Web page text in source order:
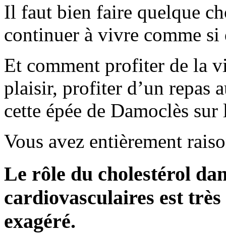
Il faut bien faire quelque
continuer à vivre comme si
Et comment profiter de la
plaisir, profiter d’un repas
cette épée de Damoclès sur
Vous avez entièrement
Le rôle du cholestérol
cardiovasculaires est
exagéré.